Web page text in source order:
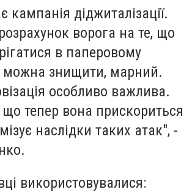
кампанія діджиталізації.
ворога на те, що
в паперовому
можна знищити, марний.
особливо важлива.
тепер вона прискориться
наслідки таких атак", -
використовувалися: